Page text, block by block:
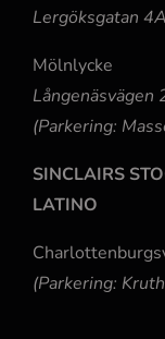
Lergöksgatan
Mölnlycke
Långenäsvägen
(Parkering:
SINCLAIRS
LATINO
(Parkering: